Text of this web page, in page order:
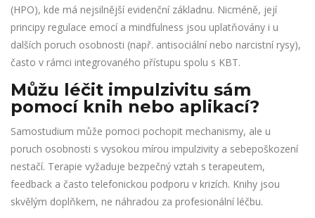
(HPO), kde má nejsilnější evidenční základnu. Nicméně, její
principy regulace emocí a mindfulness jsou uplatňovány i u
dalších poruch osobnosti (např. antisociální nebo narcistní rysy),
často v rámci integrovaného přístupu spolu s KBT.
Můžu léčit impulzivitu sám
pomocí knih nebo aplikací?
Samostudium může pomoci pochopit mechanismy, ale u
poruch osobnosti s vysokou mírou impulzivity a sebepoškození
nestačí. Terapie vyžaduje bezpečný vztah s terapeutem,
feedback a často telefonickou podporu v krizích. Knihy jsou
skvělým doplňkem, ne náhradou za profesionální léčbu.